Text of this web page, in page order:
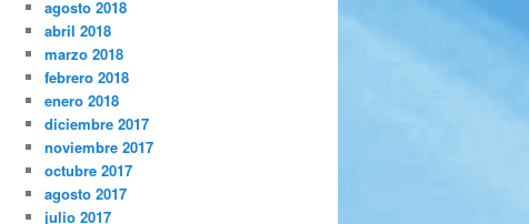
agosto 2018
abril 2018
marzo 2018
febrero 2018
enero 2018
diciembre 2017
noviembre 2017
octubre 2017
agosto 2017
julio 2017